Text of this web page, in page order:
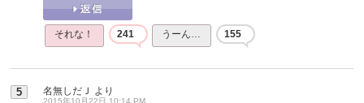
それな！ 241 うーん… 155
5 名無しだＪ より
2015年10月22日 10:14 PM